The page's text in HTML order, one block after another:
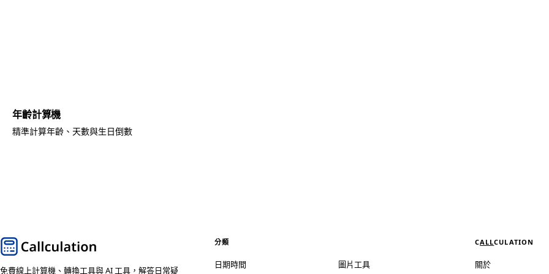
年齡計算機
精準計算年齡、天數與生日倒數
免費線上計算機、轉換工具與 AI 工具，解答日常疑
分類
日期時間 圖片工具
CALLCULATION
關於